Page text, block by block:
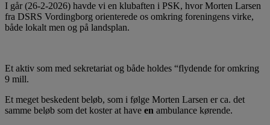
I går (26-2-2026) havde vi en klubaften i PSK, hvor Morten Larsen
fra DSRS Vordingborg orienterede os omkring foreningens virke,
både lokalt men og på landsplan.
Et aktiv som med sekretariat og både holdes “flydende for omkring
9 mill.
Et meget beskedent beløb, som i følge Morten Larsen er ca. det
samme beløb som det koster at have en ambulance kørende.